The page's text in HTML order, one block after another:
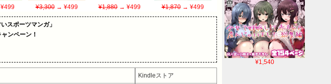
¥1,540
¥3,300→ ¥499 ¥1,880 → ¥499 ¥1,870→ ¥499
スポーツマンガ」
ンペーン！
Kindleストア